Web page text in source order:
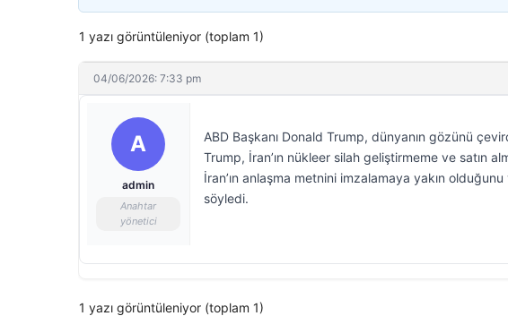
1 yazı görüntüleniyor (toplam 1)
04/06/2026: 7:33 pm
A
admin
Anahtar
yönetici
ABD Başkanı Donald Trump, dünyanın gözünü
Trump, İran’ın nükleer silah geliştirmeme ve satın
İran’ın anlaşma metnini imzalamaya yakın
söyledi.
1 yazı görüntüleniyor (toplam 1)